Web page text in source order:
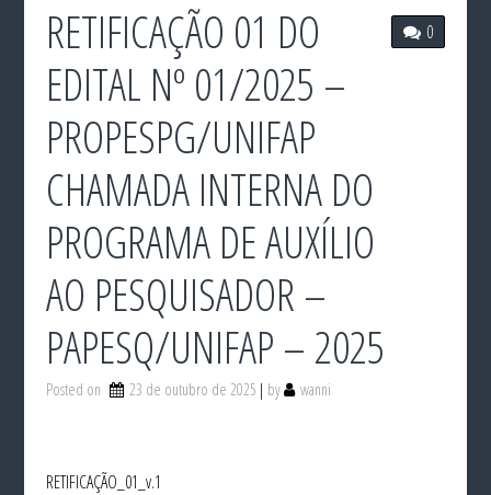
0
RETIFICAÇÃO 01 DO
EDITAL Nº 01/2025 –
PROPESPG/UNIFAP
CHAMADA INTERNA DO
PROGRAMA DE AUXÍLIO
AO PESQUISADOR –
PAPESQ/UNIFAP – 2025
Posted on 23 de outubro de 2025 by wanni
RETIFICAÇÃO_01_v.1